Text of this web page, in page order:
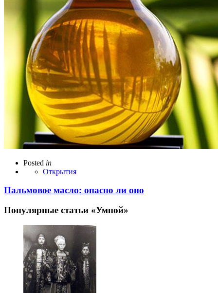
Posted in
Открытия
Пальмовое масло: опасно ли оно
Популярные статьи «Умной»